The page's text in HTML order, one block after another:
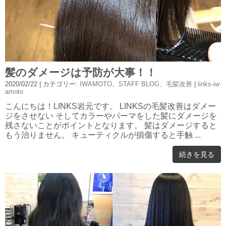
髪のダメージは予防が大事！！
2020/02/22 | カテゴリー: IWAMOTO STAFF BLOG 毛髪改善
links-iw
amoto
こんにちは！LINKS岩元です。 LINKSの毛髪改善はダメー
ジをさせない そしてカラーやパーマをした髪にダメージを
残さないことがポイントとなります。 髪はダメージすると
もう治りません。 キューティクルが損傷すると手触 ...
続きを見る